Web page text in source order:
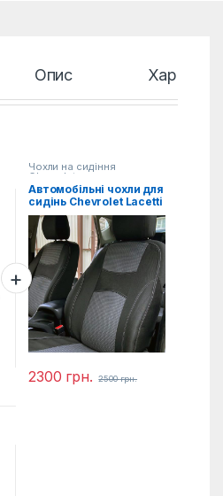
Опис
Чохли на сидіння
Chevrolet
Автомобільні чохли для
сидінь Chevrolet Lacetti
2300 грн. 2500грн.